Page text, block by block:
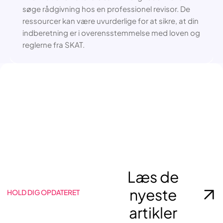
søge rådgivning hos en professionel revisor. De
ressourcer kan være uvurderlige for at sikre, at din
indberetning er i overensstemmelse med loven og
reglerne fra SKAT.
HOLD DIG OPDATERET
Læs de
nyeste
artikler